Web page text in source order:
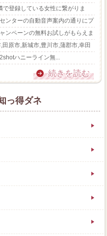
登録している女性に繋がりま
ンターの自動音声案内の通りにプ
ンペーンの無料お試しがもらえま
原市,新城市,豊川市,蒲郡市,幸田
ハニーライン無...
続きを読む
っ得ダネ